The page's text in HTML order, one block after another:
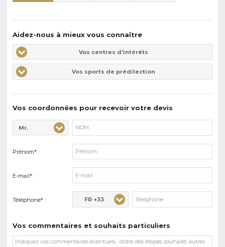
Aidez-nous à mieux vous connaître
Vos
centres
d'intérêts
Vos centres d'intérêts
Vos
sports
Vos sports de prédilection
Vos coordonnées pour recevoir votre devis
Civilité* :
Mr.
Nom* :
Prénom* :
E-mail* :
Téléphone* : FR +33
Vos commentaires et souhaits particuliers
Vos